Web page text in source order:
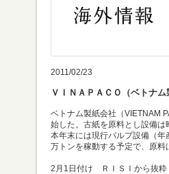
2011/02/23
ＶＩＮＡＰＡＣＯ（ベトナ
ベトナム製紙会社（VIETNAM
始した。古紙を原料とし設備は
本年末には現行パルプ設備（
万トンを稼動する予定で、原料
2月1日付け ＲＩＳＩから抜粋